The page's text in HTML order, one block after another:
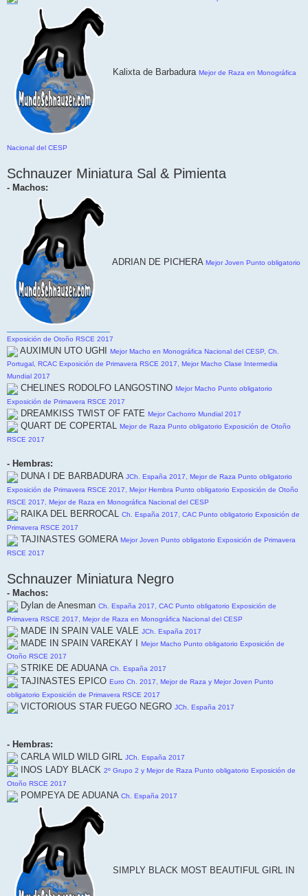
Kalixta de Barbadura Mejor de Raza en Monográfica
Nacional del CESP
Schnauzer Miniatura Sal & Pimienta
- Machos:
ADRIAN DE PICHERA Mejor Joven Punto obligatorio
Exposición de Otoño RSCE 2017
AUXIMUN UTO UGHI
Mejor Macho en Monográfica Nacional del CESP, Ch.
Portugal, RCAC Exposición de Primavera RSCE 2017, Mejor Macho Clase Intermedia
Mundial 2017
CHELINES RODOLFO LANGOSTINO Mejor Macho Punto obligatorio
Exposición de Primavera RSCE 2017
DREAMKISS TWIST OF FATE Mejor Cachorro Mundial 2017
QUART DE COPERTAL Mejor de Raza Punto obligatorio Exposición de Otoño
RSCE 2017
- Hembras:
DUNA I DE BARBADURA JCh. España 2017, Mejor de Raza Punto obligatorio
Exposición de Primavera RSCE 2017, Mejor Hembra Punto obligatorio Exposición de Otoño
RSCE 2017, Mejor de Raza en Monográfica Nacional del CESP
RAIKA DEL BERROCAL Ch. España 2017, CAC Punto obligatorio Exposición de
Primavera RSCE 2017
TAJINASTES GOMERA Mejor Joven Punto obligatorio Exposición de Primavera
RSCE 2017
Schnauzer Miniatura Negro
- Machos:
Dylan de Anesman Ch. España 2017, CAC Punto obligatorio Exposición de
Primavera RSCE 2017, Mejor de Raza en Monográfica Nacional del CESP
MADE IN SPAIN VALE VALE JCh. España 2017
MADE IN SPAIN VAREKAY I
Mejor Macho Punto obligatorio Exposición de
Otoño RSCE 2017
STRIKE DE ADUANA Ch. España 2017
TAJINASTES EPICO Euro Ch. 2017, Mejor de Raza y Mejor Joven Punto
obligatorio Exposición de Primavera RSCE 2017
VICTORIOUS STAR FUEGO NEGRO JCh. España 2017
- Hembras:
CARLA WILD WILD GIRL JCh. España 2017
INOS LADY BLACK 2º Grupo 2 y Mejor de Raza Punto obligatorio Exposición de
Otoño RSCE 2017
POMPEYA DE ADUANA Ch. España 2017
SIMPLY BLACK MOST BEAUTIFUL GIRL IN